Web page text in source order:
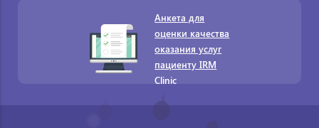
Анкета для
оценки качества
оказания услуг
пациенту IRM
Clinic